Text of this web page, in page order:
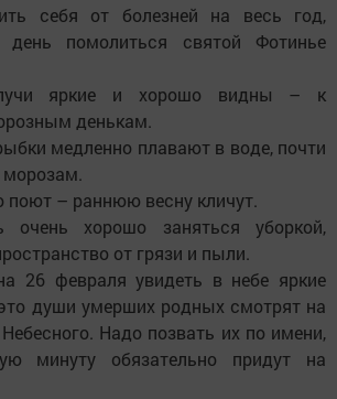
себя от болезней на весь год,
помолиться святой Фотинье
яркие и хорошо видны – к
денькам.
медленно плавают в воде, почти
морозам.
поют – раннюю весну кличут.
хорошо заняться уборкой,
от грязи и пыли.
26 февраля увидеть в небе яркие
души умерших родных смотрят на
Надо позвать их по имени,
минуту обязательно придут на